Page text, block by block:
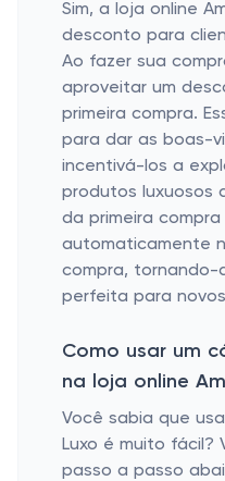
Sim, a loja online
desconto para
Ao fazer sua
aproveitar um
primeira compra.
para dar as boas-
incentivá-los a
produtos luxuosos
da primeira
automaticamente
compra, tornando-
perfeita para
Como usar um
na loja online
Você sabia que
Luxo é muito fácil?
passo a passo